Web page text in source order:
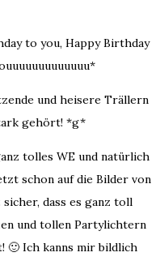
to you, Happy Birthday
und heisere Trällern
gehört! *g*
tolles WE und natürlich
schon auf die Bilder von
dass es ganz toll
und tollen Partylichtern
🙂 Ich kanns mir bildlich